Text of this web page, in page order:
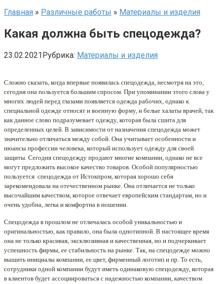
Главная » Различные работы » Материалы и изделия
Какая должна быть спецодежда?
23.02.2021Рубрика: Материалы и изделия
Сложно сказать, когда впервые появилась спецодежда, несмотря на это,
сегодня она пользуется большим спросом. При упоминании этого слова у
многих людей перед глазами появляется одежда рабочих, однако к
специальной одежде относят и военную форму, и белые халаты врачей, так
как данное слово подразумевает одежду, которая была сшита для
определенных целей. В зависимости от назначения спецодежда может
значительно отличаться между собой. Она учитывает особенности и
нюансы профессии человека, который использует одежду для своей
защиты. Сегодня спецодежду продают многие компании, однако не все
могут предложить высокое качество товаров. Особой популярностью
пользуется спецодежда от Истокпром, которая хорошо себя
зарекомендовала на отечественном рынке. Она отличается не только
высочайшим качеством, которое отвечает европейским стандартам, но и
очень удобна, легка и комфортна в ношении.
Спецодежда в прошлом не отличалась особой уникальностью и
оригинальностью, как правило, она была однотипной. В настоящее время
она не только красивая, эксклюзивная и качественная, но и подчеркивает
успешность фирмы, ее стабильность на рынке. Так, на спецодежде можно
вышить инициалы компании, ее цвет, фирменный логотип и пр. То есть,
сотрудники одной компании будут иметь одинаковую спецодежду, которая
в клиентов будет ассоциироваться с надежностью компании, качеством